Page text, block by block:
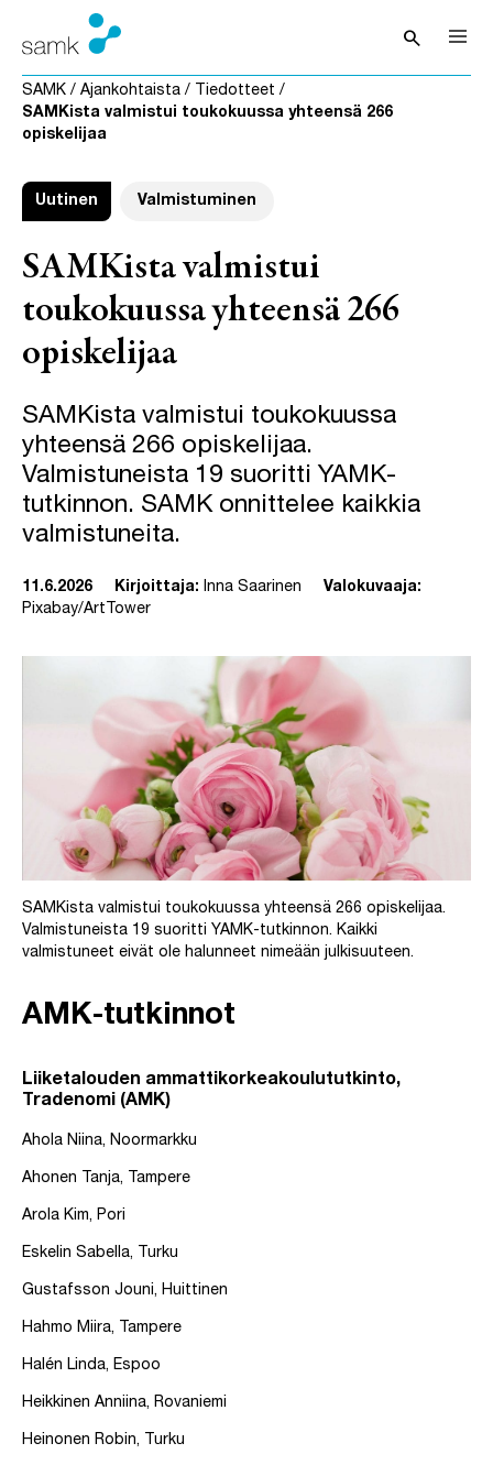
Siirry sisältöön
searchAvaa haku
SAMK / Ajankohtaista / Tiedotteet /
SAMKista valmistui toukokuussa yhteensä 266
opiskelijaa
Uutinen Valmistuminen
SAMKista valmistui
toukokuussa yhteensä 266
opiskelijaa
SAMKista valmistui toukokuussa
yhteensä 266 opiskelijaa.
Valmistuneista 19 suoritti YAMK-
tutkinnon. SAMK onnittelee kaikkia
valmistuneita.
11.6.2026 Kirjoittaja: Inna Saarinen
Valokuvaaja:
Pixabay/ArtTower
SAMKista valmistui toukokuussa yhteensä 266 opiskelijaa.
Valmistuneista 19 suoritti YAMK-tutkinnon. Kaikki
valmistuneet eivät ole halunneet nimeään julkisuuteen.
AMK-tutkinnot
Liiketalouden ammattikorkeakoulututkinto,
Tradenomi (AMK)
Ahola Niina, Noormarkku
Ahonen Tanja, Tampere
Arola Kim, Pori
Eskelin Sabella, Turku
Gustafsson Jouni, Huittinen
Hahmo Miira, Tampere
Halén Linda, Espoo
Heikkinen Anniina, Rovaniemi
Heinonen Robin, Turku